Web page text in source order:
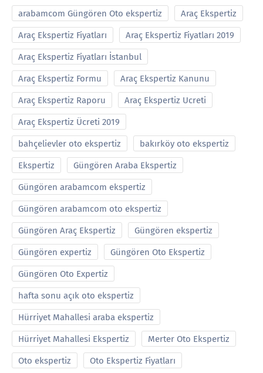
arabamcom Güngören Oto ekspertiz Araç Ekspertiz
Araç Ekspertiz Fiyatları Araç Ekspertiz Fiyatları 2019
Araç Ekspertiz Fiyatları İstanbul
Araç Ekspertiz Formu Araç Ekspertiz Kanunu
Araç Ekspertiz Raporu Araç Ekspertiz Ucreti
Araç Ekspertiz Ücreti 2019
bahçelievler oto ekspertiz bakırköy oto ekspertiz
Ekspertiz Güngören Araba Ekspertiz
Güngören arabamcom ekspertiz
Güngören arabamcom oto ekspertiz
Güngören Araç Ekspertiz Güngören ekspertiz
Güngören expertiz Güngören Oto Ekspertiz
Güngören Oto Expertiz
hafta sonu açık oto ekspertiz
Hürriyet Mahallesi araba ekspertiz
Hürriyet Mahallesi Ekspertiz Merter Oto Ekspertiz
Oto ekspertiz Oto Ekspertiz Fiyatları